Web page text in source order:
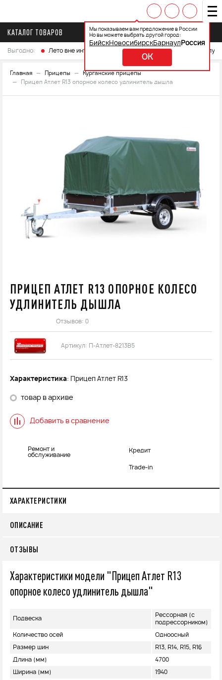
Мы показываем вам предложение в России
Но вы можете выбрать другой город:
БийскНовосибирскБарнаул Россия
OK
КАТАЛОГ ТОВАРОВ
Выгодно: Лето вне интренета Выберите свой мотоцикл и
Главная Прицепы
Курганские прицепы
Прицеп Атлет R13 опорное колесо удлинитель дышла
ПРИЦЕП АТЛЕТ R13 ОПОРНОЕ КОЛЕСО
УДЛИНИТЕЛЬ ДЫШЛА
Отзывов: 0
Артикул: П-Атлет-8213В5
Характеристика: Прицеп Атлет R13
товар в архиве
Добавить в сравнение
Ремонт и
обслуживание
Кредит
Trade-in
ХАРАКТЕРИСТИКИ
ОПИСАНИЕ
ОТЗЫВЫ
Характеристики модели "Прицеп Атлет R13
опорное колесо удлинитель дышла"
Подвеска
Рессорная (с
подрессорником)
Количество осей Одноосный
Размер шин R13, R14, R15, R16
Длина (мм) 4700
Ширина (мм) 1940